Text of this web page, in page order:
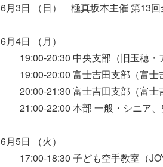
6月3日 （日） 極真坂本主催 第13回
6月4日 （月）
19:00-20:30 中央支部（旧玉穂・
19:00-20:00 富士吉田支部（富士
20:00-21:30 富士吉田支部（富士
21:00-22:00 本部 一般・シニア、
6月5日 （火）
17:00-18:30 子ども空手教室（